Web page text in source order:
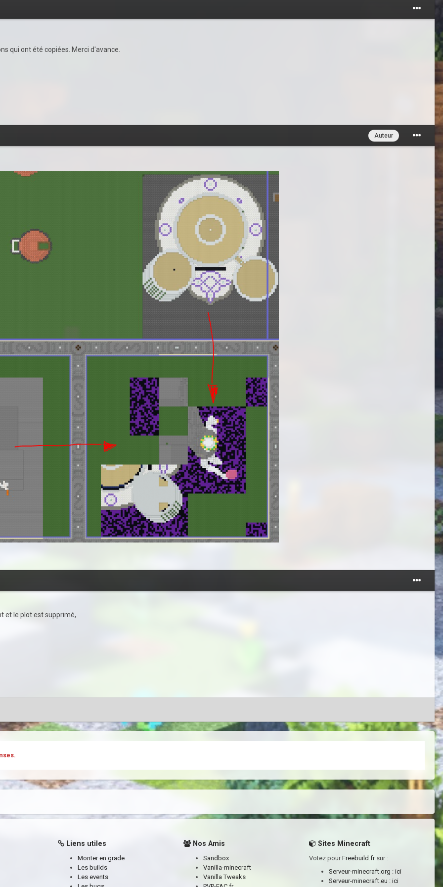
qui ont été copiées. Merci d'avance.
Auteur
et le plot est supprimé,
Liens utiles
Monter en grade
Les builds
Les events
Nos Amis
Sandbox
Vanilla-minecraft
Vanilla Tweaks
Sites Minecraft
Votez pourFreebuild.frsur :
Serveur-minecraft.org : ici
Serveur-minecraft.eu : ici